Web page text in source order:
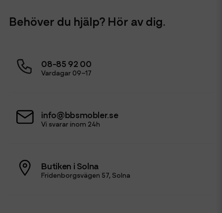
Behöver du hjälp? Hör av dig.
08-85 92 00
Vardagar 09–17
info@bbsmobler.se
Vi svarar inom 24h
Butiken i Solna
Fridenborgsvägen 57, Solna